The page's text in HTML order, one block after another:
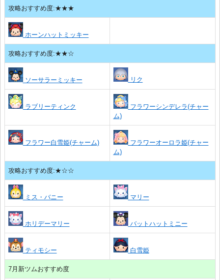
攻略おすすめ度:★★★
ホーンハットミッキー
攻略おすすめ度:★★☆
ソーサラーミッキー リク
ラブリーティンク
フラワーシンデレラ(チャー
ム)
フラワー白雪姫(チャーム)
フラワーオーロラ姫(チャー
ム)
攻略おすすめ度:★☆☆
ミス・バニー マリー
ホリデーマリー バットハットミニー
ティモシー 白雪姫
7月新ツムおすすめ度